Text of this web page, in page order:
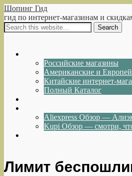
Шопинг Гид
гид по интернет-магазинам и
Российские магазины
Американские и
Китайские интернет-
Полный Каталог
Aliexpress Обзор —
Kupi Обзор — смотри,
Лимит